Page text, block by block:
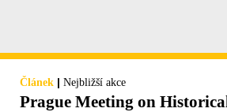
Článek | Nejbližší akce
Prague Meeting on